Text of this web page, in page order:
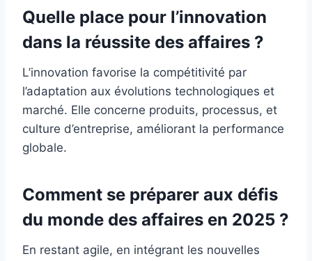
Quelle place pour l’innovation
dans la réussite des affaires ?
L’innovation favorise la compétitivité par
l’adaptation aux évolutions technologiques et
marché. Elle concerne produits, processus, et
culture d’entreprise, améliorant la performance
globale.
Comment se préparer aux défis
du monde des affaires en 2025 ?
En restant agile, en intégrant les nouvelles